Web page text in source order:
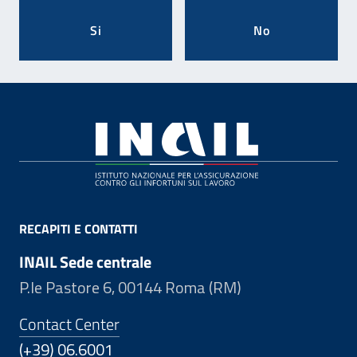
Si No
RECAPITI E CONTATTI
INAIL Sede centrale
P.le Pastore 6, 00144 Roma (RM)
Contact Center
(+39) 06.6001